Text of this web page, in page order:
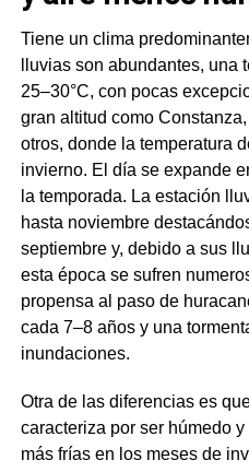
Tiene un clima
lluvias son abundantes, una
25–30°C, con pocas
gran altitud como
otros, donde la temperatura
invierno. El día se expande
la temporada. La estación
hasta noviembre
septiembre y, debido a sus
esta época se sufren
propensa al paso de
cada 7–8 años y una
inundaciones.
Otra de las diferencias es
caracteriza por ser húmedo
más frías en los meses de